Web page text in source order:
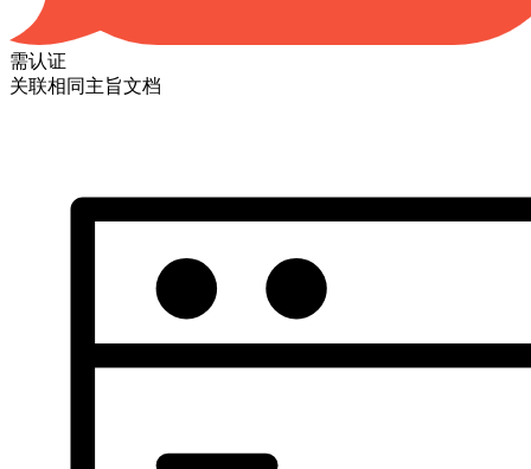
需认证
关联相同主旨文档